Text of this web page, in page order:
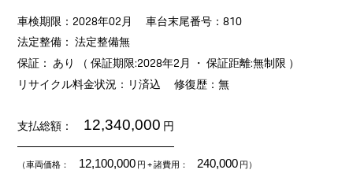
車検期限：2028年02月
車台末尾番号：810
法定整備： 法定整備無
保証： あり （ 保証期限:2028年2月 ・ 保証距離:無制限 ）
リサイクル料金状況：リ済込
修復歴：無
支払総額： 12,340,000 円
（車両価格： 12,100,000円+ 諸費用： 240,000円）